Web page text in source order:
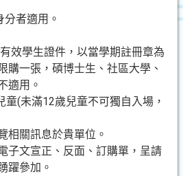
分者適用。
效學生證件，以當學期註冊章為
購一張，碩博士生、社區大學、
適用。
(未滿12歲兒童不可獨自入場，
相關訊息於貴單位。
子文宣正、反面、訂購單，呈請
躍參加。